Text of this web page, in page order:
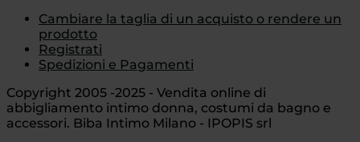
Cambiare la taglia di un acquisto o rendere un
prodotto
Registrati
Spedizioni e Pagamenti
Copyright 2005 -2025 - Vendita online di
abbigliamento intimo donna, costumi da bagno e
accessori. Biba Intimo Milano - IPOPIS srl